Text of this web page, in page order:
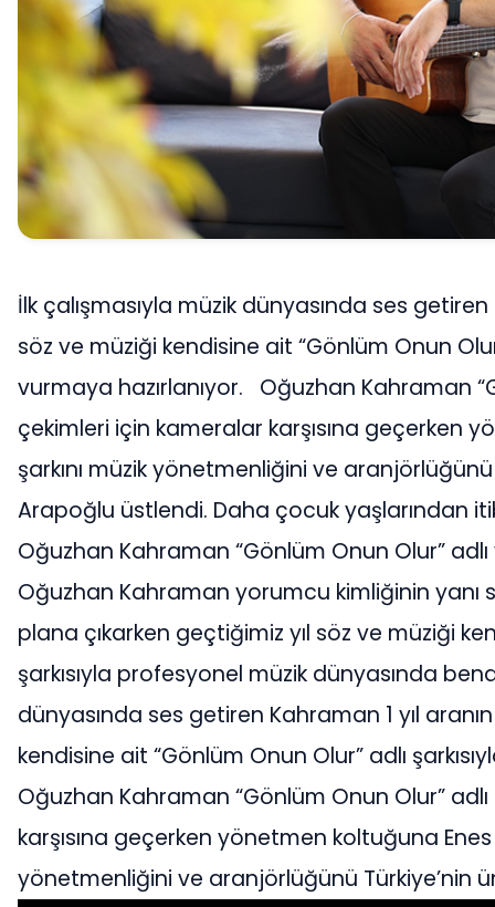
İlk çalışmasıyla müzik dünyasında ses
söz ve müziği kendisine ait “Gönlüm Onun
vurmaya hazırlanıyor. Oğuzhan Kahraman
çekimleri için kameralar karşısına geçerken
şarkını müzik yönetmenliğini ve
Arapoğlu üstlendi. Daha çocuk yaşlarından
Oğuzhan Kahraman “Gönlüm Onun Olur”
Oğuzhan Kahraman yorumcu kimliğinin yanı
plana çıkarken geçtiğimiz yıl söz ve müziği
şarkısıyla profesyonel müzik dünyasında
dünyasında ses getiren Kahraman 1 yıl
kendisine ait “Gönlüm Onun Olur” adlı
Oğuzhan Kahraman “Gönlüm Onun Olur”
karşısına geçerken yönetmen koltuğuna Enes
yönetmenliğini ve aranjörlüğünü Türkiye’nin